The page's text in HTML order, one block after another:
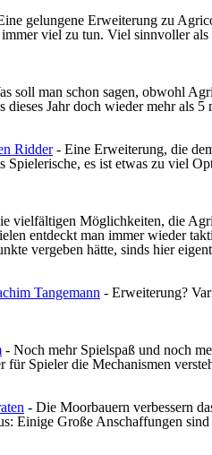
gelungene Erweiterung zu
viel zu tun. Viel sinnvoller
soll man schon sagen, obwohl
dieses Jahr doch wieder mehr als
Ridder- Eine Erweiterung, die
Spielerische, es ist etwas zu viel
vielfältigen Möglichkeiten, die
entdeckt man immer wieder
vergeben hätte, sinds hier
Tangemann - Erweiterung?
- Noch mehr Spielspaß und noch
für Spieler die Mechanismen
- Die Moorbauern verbessern
Einige Große Anschaffungen